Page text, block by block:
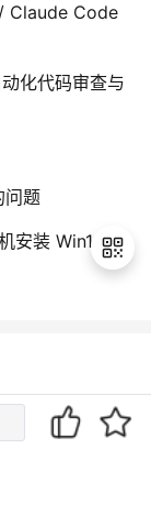
Claude Code
化代码审查与
问题
安装 Win11 系